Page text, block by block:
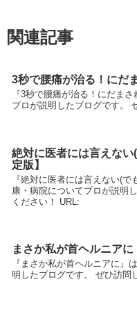
関連記事
3秒で腰痛が治る！にだ
『3秒で腰痛が治る！にだま
プロが説明したブログです。
絶対に医者には言えな
定版】
『絶対に医者には言えない(
康・病院についてプロが説明
ください！ URL:
まさか私が首ヘルニアに
『まさか私が首ヘルニアに』
明したブログです。 ぜひ訪